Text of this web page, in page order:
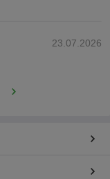
23.07.2026